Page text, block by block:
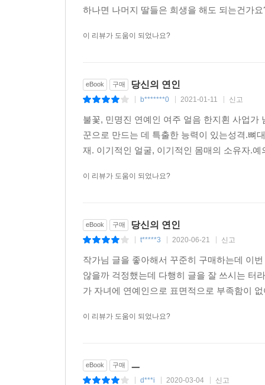
하나면 나머지 딸들은 희생을 해도 되는건가
이 리뷰가 도움이 되었나요?
eBook 구매 당신의 연인
b*******0 2021-01-11 신고
불꽃, 민명진 연예인 여주 얼음 한지횐 사업
꾼으로 만드는 데 특출한 능력이 있는성격.뼈
재. 이기적인 얼굴, 이기적인 몸매의 소유자.
이 리뷰가 도움이 되었나요?
eBook 구매 당신의 연인
t*****3 2020-06-21 신고
작가님 글을 좋아해서 꾸준히 구매하는데 이
않을까 걱정했는데 다행히 글을 잘 쓰시는 터
가 자녀에 연예인으로 표면적으로 부족함이
이 리뷰가 도움이 되었나요?
eBook 구매 ㅡ
d***i 2020-03-04 신고